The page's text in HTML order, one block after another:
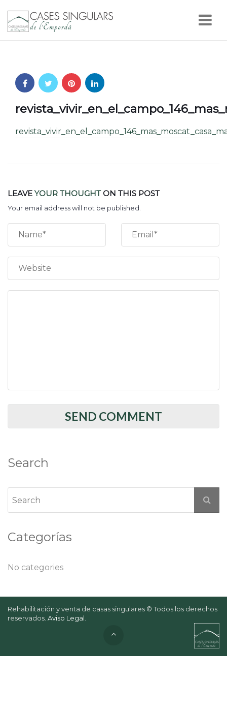
LEAVEYOUR THOUGHTON THIS POST
Your email address will not be published.
Search
Categorías
No categories
Rehabilitación y venta de casas singulares © Todos los derechos
reservados. Aviso Legal